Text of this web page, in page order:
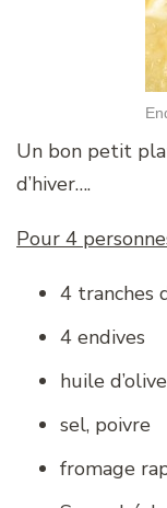
Un bon petit
d’hiver….
Pour 4
4 tranches
4 endives
huile d’olive
sel, poivre
fromage